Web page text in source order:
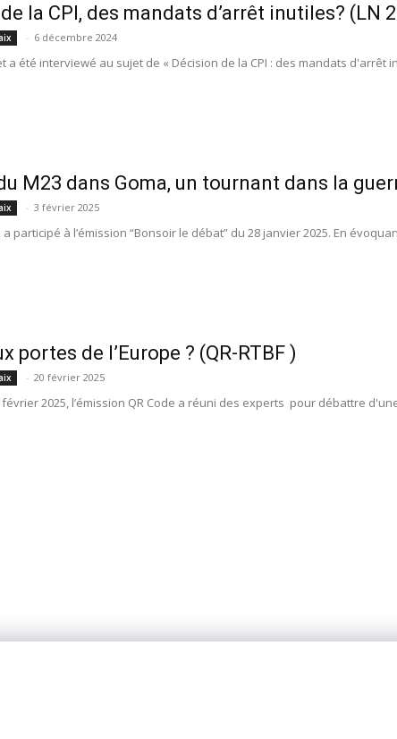
la CPI, des mandats d’arrêt inutiles? (LN
- 6 décembre 2024
a été interviewé au sujet de « Décision de la CPI : des mandats d'arrêt
M23 dans Goma, un tournant dans la
- 3 février 2025
participé à l’émission “Bonsoir le débat” du 28 janvier 2025. En
portes de l’Europe ? (QR-RTBF )
- 20 février 2025
février 2025, l’émission QR Code a réuni des experts pour débattre